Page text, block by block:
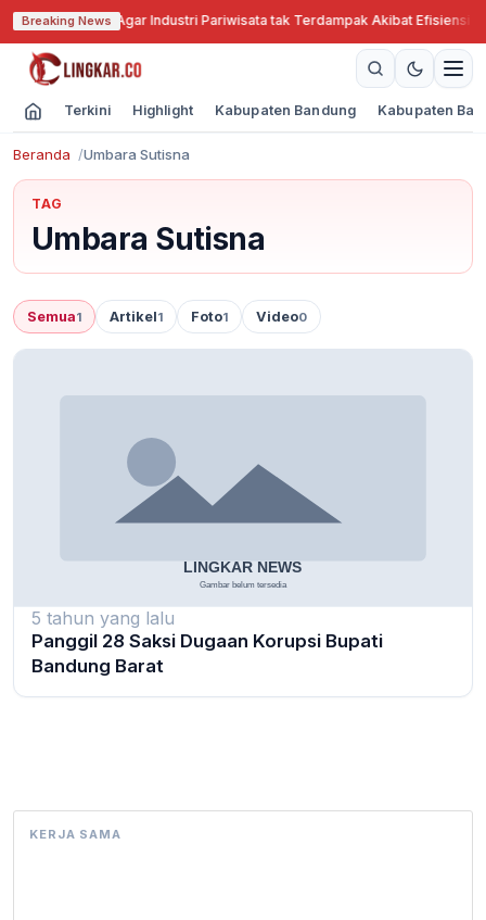
Breaking News
Cari Solusi Agar Industri Pariwisata tak Terdampak Akibat Efisiensi
Terkini Highlight Kabupaten Bandung Kabupaten
Beranda Umbara Sutisna
TAG
Umbara Sutisna
Semua1 Artikel1 Foto1 Video0
5 tahun yang lalu
Panggil 28 Saksi Dugaan Korupsi Bupati
Bandung Barat
KERJA SAMA